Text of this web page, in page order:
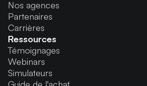
Nos agences
Partenaires
Carrières
Ressources
Témoignages
Webinars
Simulateurs